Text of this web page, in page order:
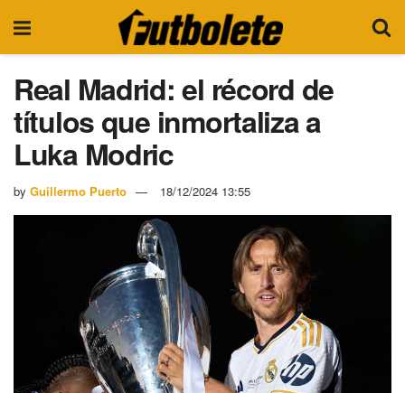
Real Madrid: el récord de
títulos que inmortaliza a
Luka Modric
by Guillermo Puerto 18/12/2024 13:55